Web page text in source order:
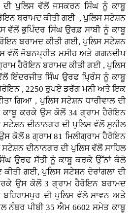
ਪੁਲਿਸ ਵੱਲੋਂ ਜਸਕਰਨ ਸਿੰਘ ਨੂੰ ਕਾਬੂ
ਬਰਾਮਦ ਕੀਤੀ ਗਈ , ਪੁਲਿਸ ਸਟੇਸ਼ਨ
ਵੱਲੋਂ ਭੁਪਿੰਦਰ ਸਿੰਘ ਉਰਫ਼ ਸਾਬੀ ਨੂੰ ਕਾਬੂ
ਬਰਾਮਦ ਕੀਤੀ ਗਈ, ਪੁਲਿਸ ਸਟੇਸ਼ਨ
ਵੱਲੋਂ ਜੋਬਨਪ੍ਰੀਤ ਮਸੀਹ ਅਤੇ ਗਗਨਦੀਪ
ਹੈਰੋਇਨ ਬਰਾਮਦ ਕੀਤੀ ਗਈ , ਪੁਲਿਸ
ਇੰਦਰਜੀਤ ਸਿੰਘ ਉਰਫ ਪ੍ਰਿੰਸ ਨੂੰ ਕਾਬੂ
, 2250 ਰੁਪਏ ਡਰੱਗ ਮਨੀ ਅਤੇ ਇਕ
ਗਿਆ , ਪੁਲਿਸ ਸਟੇਸ਼ਨ ਧਾਰੀਵਾਲ ਦੀ
ਕਾਬੂ ਕਰਕੇ ਉਸ ਕੋਲੋਂ 34 ਗ੍ਰਾਮ ਹੈਰੋਇਨ
ਦੀਨਾਨਗਰ ਦੀ ਪੁਲਿਸ ਵੱਲੋਂ ਸੁਨੀਲ
ਕੋਲੋਂ 8 ਗ੍ਰਾਮ 81 ਮਿਲੀਗ੍ਰਾਮ ਹੈਰੋਇਨ
ਦੀਨਾਨਗਰ ਦੀ ਪੁਲਿਸ ਵੱਲੋਂ ਸਾਹਿਲ
ਉਰਫ ਸੱਤੀ ਨੂੰ ਕਾਬੂ ਕਰਕੇ ਉੱਨਾਂ ਕੋਲੋ
ਗਈ, ਪੁਲਿਸ ਸਟੇਸ਼ਨ ਦੋਰਾਂਗਲਾ ਦੀ
ਉਸ ਕੋਲੋਂ 3 ਗ੍ਰਾਮ ਹੈਰੋਇਨ ਬਰਾਮਦ
ਦੀ ਪੁਲਿਸ ਵੱਲੋ ਸਾਵਨ ਅਤੇ
ਪੀਬੀ 35 ਐਮ 6602 ਸਮੇਤ ਕਾਬੂ